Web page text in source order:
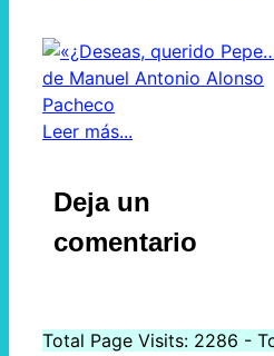
Leer más...
Deja un
comentario
Total Page Visits: 2286 -